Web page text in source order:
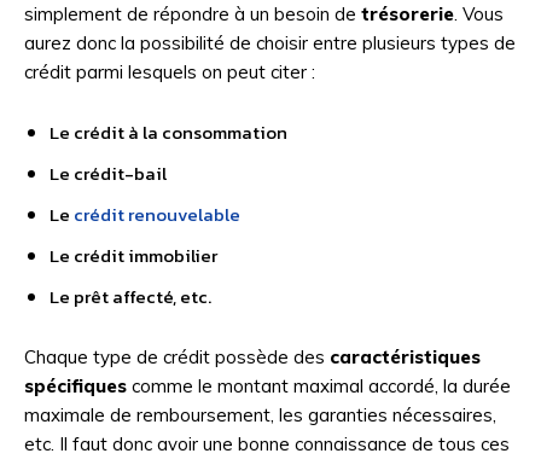
simplement de répondre à un besoin de trésorerie . Vous
aurez donc la possibilité de choisir entre plusieurs types de
crédit parmi lesquels on peut citer :
Le crédit à la consommation
Le crédit-bail
Le crédit renouvelable
Le crédit immobilier
Le prêt affecté, etc.
Chaque type de crédit possède des caractéristiques
spécifiques comme le montant maximal accordé, la durée
maximale de remboursement, les garanties nécessaires,
etc. Il faut donc avoir une bonne connaissance de tous ces